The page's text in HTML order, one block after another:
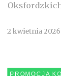
2 kwietnia 2026
PROMOCJA